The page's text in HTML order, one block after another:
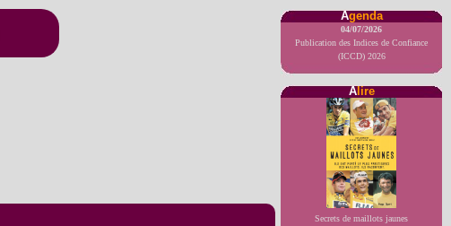
Agenda
04/07/2026
Publication des Indices de Confiance
(ICCD) 2026
Alire
Secrets de maillots jaunes